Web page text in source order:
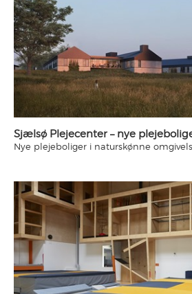
forskydninger i facaderne opbløder
medvirkende til at alle boliger får en
smukke omgivende landskab.
varmrød tegl.
Den samlede bebyggelse indeholder
størrelser fra 80 - 110 m2 samt et
ene af husene.
udført, seniorboliger og dels til resten
omkringliggende bebyggelse.
Bebyggelsen er udført i direkte
byen, de offentlige faciliteter og
fælles områder kan anvendes
Sjælsø Plejecenter – nye
Nye plejeboliger i naturskønne